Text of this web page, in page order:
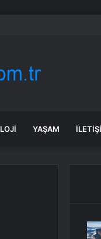
Annesi güçlükle ayakta
YAŞAM